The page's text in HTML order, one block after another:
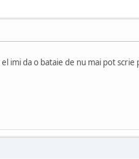
imi da o bataie de nu mai pot